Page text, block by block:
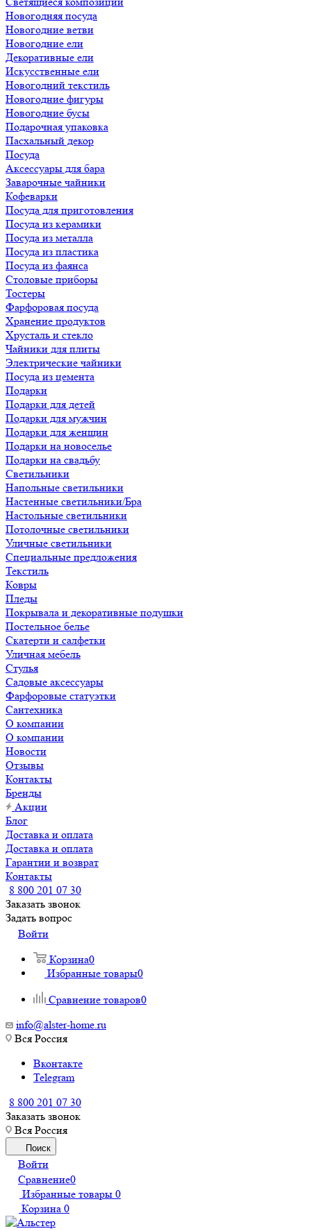
Новогодняя посуда
Новогодние ветви
Новогодние ели
Декоративные ели
Искусственные ели
Новогодний текстиль
Новогодние фигуры
Новогодние бусы
Подарочная упаковка
Пасхальный декор
Посуда
Аксессуары для бара
Заварочные чайники
Кофеварки
Посуда для приготовления
Посуда из керамики
Посуда из металла
Посуда из пластика
Посуда из фаянса
Столовые приборы
Тостеры
Фарфоровая посуда
Хранение продуктов
Хрусталь и стекло
Чайники для плиты
Электрические чайники
Посуда из цемента
Подарки
Подарки для детей
Подарки для мужчин
Подарки для женщин
Подарки на новоселье
Подарки на свадьбу
Светильники
Напольные светильники
Настенные светильники/Бра
Настольные светильники
Потолочные светильники
Уличные светильники
Специальные предложения
Текстиль
Ковры
Пледы
Покрывала и декоративные подушки
Постельное белье
Скатерти и салфетки
Уличная мебель
Стулья
Садовые аксессуары
Фарфоровые статуэтки
Сантехника
О компании
О компании
Новости
Отзывы
Контакты
Бренды
Акции
Блог
Доставка и оплата
Доставка и оплата
Гарантии и возврат
Контакты
8 800 201 07 30
Заказать звонок
Задать вопрос
Войти
Корзина0
Избранные товары0
Сравнение товаров0
info@alster-home.ru
Вся Россия
Вконтакте
Telegram
8 800 201 07 30
Заказать звонок
Вся Россия
Поиск
Войти
Сравнение0
Избранные товары 0
Корзина 0